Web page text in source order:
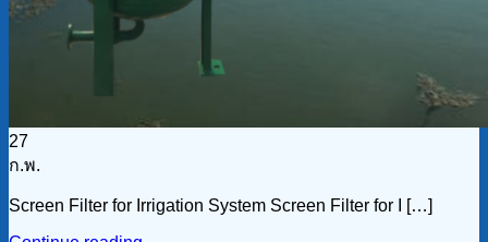
27
ก.พ.
Screen Filter for Irrigation System Screen Filter for I […]